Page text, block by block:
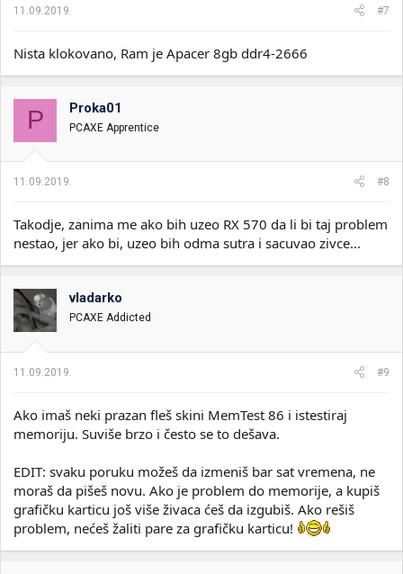
:
11.09.2019. #7
Nista klokovano, Ram je Apacer 8gb ddr4-2666
P Proka01
PCAXE Apprentice
11.09.2019. #8
Takodje, zanima me ako bih uzeo RX 570 da li bi taj problem
nestao, jer ako bi, uzeo bih odma sutra i sacuvao zivce...
vladarko
PCAXE Addicted
11.09.2019. #9
Ako imaš neki prazan fleš skini MemTest 86 i istestiraj
memoriju. Suviše brzo i često se to dešava.
EDIT: svaku poruku možeš da izmeniš bar sat vremena, ne
moraš da pišeš novu. Ako je problem do memorije, a kupiš
grafičku karticu još više živaca ćeš da izgubiš. Ako rešiš
problem, nećeš žaliti pare za grafičku karticu!